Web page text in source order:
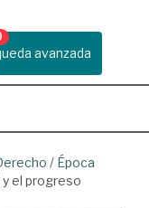
avanzada
/ Época
y el progreso